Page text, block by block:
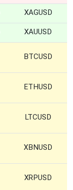
XAGUSD
XAUUSD
BTCUSD
ETHUSD
LTCUSD
XBNUSD
XRPUSD